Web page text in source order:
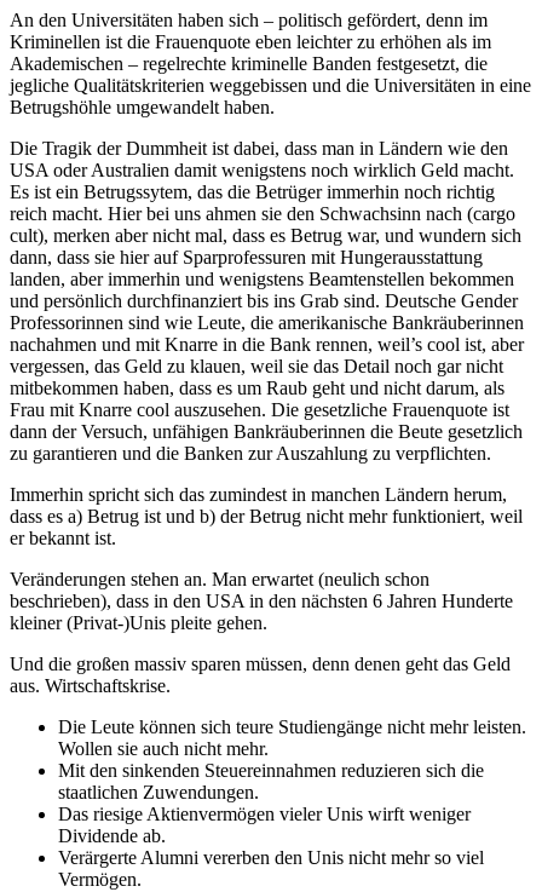
An den Universitäten haben sich – politisch gefördert, denn im
Kriminellen ist die Frauenquote eben leichter zu erhöhen als im
Akademischen – regelrechte kriminelle Banden festgesetzt, die
jegliche Qualitätskriterien weggebissen und die Universitäten in eine
Betrugshöhle umgewandelt haben.
Die Tragik der Dummheit ist dabei, dass man in Ländern wie den
USA oder Australien damit wenigstens noch wirklich Geld macht.
Es ist ein Betrugssytem, das die Betrüger immerhin noch richtig
reich macht. Hier bei uns ahmen sie den Schwachsinn nach (cargo
cult), merken aber nicht mal, dass es Betrug war, und wundern sich
dann, dass sie hier auf Sparprofessuren mit Hungerausstattung
landen, aber immerhin und wenigstens Beamtenstellen bekommen
und persönlich durchfinanziert bis ins Grab sind. Deutsche Gender
Professorinnen sind wie Leute, die amerikanische Bankräuberinnen
nachahmen und mit Knarre in die Bank rennen, weil’s cool ist, aber
vergessen, das Geld zu klauen, weil sie das Detail noch gar nicht
mitbekommen haben, dass es um Raub geht und nicht darum, als
Frau mit Knarre cool auszusehen. Die gesetzliche Frauenquote ist
dann der Versuch, unfähigen Bankräuberinnen die Beute gesetzlich
zu garantieren und die Banken zur Auszahlung zu verpflichten.
Immerhin spricht sich das zumindest in manchen Ländern herum,
dass es a) Betrug ist und b) der Betrug nicht mehr funktioniert, weil
er bekannt ist.
Veränderungen stehen an. Man erwartet (neulich schon
beschrieben), dass in den USA in den nächsten 6 Jahren Hunderte
kleiner (Privat-)Unis pleite gehen.
Und die großen massiv sparen müssen, denn denen geht das Geld
aus. Wirtschaftskrise.
Die Leute können sich teure Studiengänge nicht mehr leisten.
Wollen sie auch nicht mehr.
Mit den sinkenden Steuereinnahmen reduzieren sich die
staatlichen Zuwendungen.
Das riesige Aktienvermögen vieler Unis wirft weniger
Dividende ab.
Verärgerte Alumni vererben den Unis nicht mehr so viel
Vermögen.